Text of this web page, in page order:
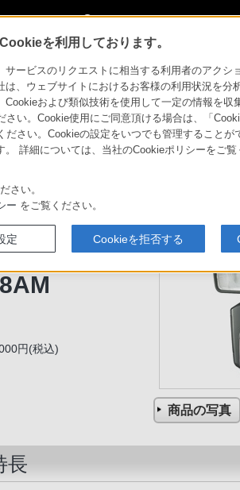
製品のアクセシビリティ αユーザー投稿作品
アクセサリー
円(税込)
商品の写真
長
を利用しております。
ービスのリクエストに相当する利用者のアク
、ウェブサイトにおけるお客様の利用状況を
および類似技術を使用して一定の情報を
い。Cookie使用にご同意頂ける場合は、「
さい。Cookieの設定をいつでも管理すること
詳細については、当社のCookieポリシーをご
さい。
ー をご覧ください。
定 Cookieを拒否する